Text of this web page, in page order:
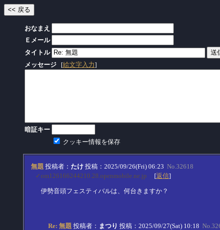
おなまえ
Ｅメール
タイトル
メッセージ
[絵文字入力]
暗証キー
クッキー情報を保存
無題 投稿者： たけ 投稿：2025/09/26(Fri) 06:23 No.32618
✓om126166244210.28.openmobile.ne.jp [返信]
伊勢音頭フェスティバルは、何台きますか？
Re: 無題 投稿者： まつり 投稿：2025/09/27(Sat) 10:18